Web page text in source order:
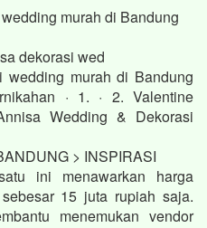
murah di Bandung
dekorasi wed
wedding murah di Bandung
· 1. · 2. Valentine
Wedding & Dekorasi
> INSPIRASI
ini menawarkan harga
15 juta rupiah saja.
menemukan vendor